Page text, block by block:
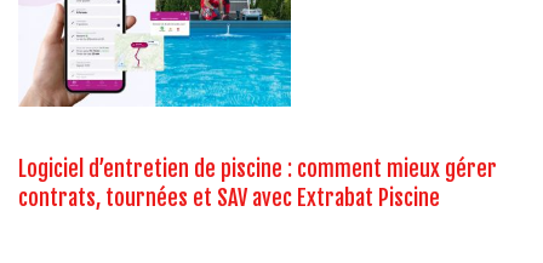
Logiciel d’entretien de piscine : comment mieux gérer
contrats, tournées et SAV avec Extrabat Piscine